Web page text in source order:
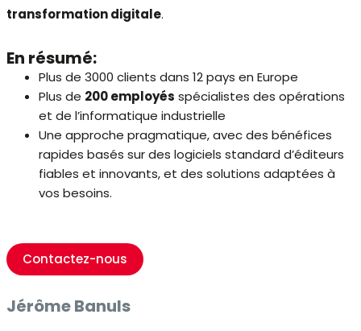
transformation digitale.
En résumé:
Plus de 3000 clients dans 12 pays en Europe
Plus de 200 employés spécialistes des opérations
et de l’informatique industrielle
Une approche pragmatique, avec des bénéfices
rapides basés sur des logiciels standard d’éditeurs
fiables et innovants, et des solutions adaptées à
vos besoins.
Contactez-nous
Jérôme Banuls